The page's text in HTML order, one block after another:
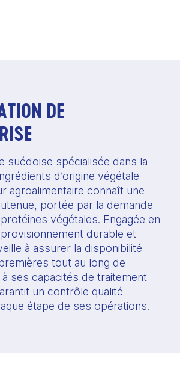
DE
suédoise spécialisée dans la
d’origine végétale
agroalimentaire connaît une
portée par la demande
végétales. Engagée en
durable et
à assurer la disponibilité
tout au long de
à ses capacités de traitement
un contrôle qualité
étape de ses opérations.